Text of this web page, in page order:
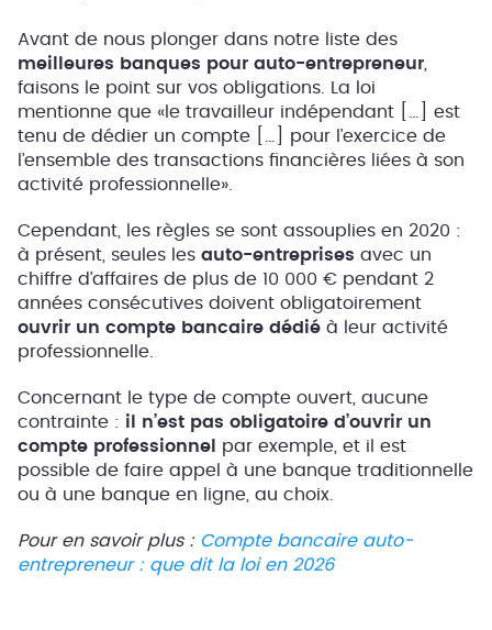
Avant de nous plonger dans notre liste des
meilleures banques pour auto-entrepreneur
faisons le point sur vos obligations. La loi
mentionne que «le travailleur indépendant […] est
tenu de dédier un compte […] pour l’exercice de
l’ensemble des transactions financières liées à son
activité professionnelle».
Cependant, les règles se sont assouplies en 2020 :
à présent, seules les auto-entreprises avec un
chiffre d’affaires de plus de 10 000 € pendant 2
années consécutives doivent obligatoirement
ouvrir un compte bancaire dédié à leur activité
professionnelle.
Concernant le type de compte ouvert, aucune
contrainte : il n’est pas obligatoire d’ouvrir un
compte professionnel
par exemple, et il est
possible de faire appel à une banque traditionnelle
ou à une banque en ligne, au choix.
Pour en savoir plus : Compte bancaire auto-
entrepreneur : que dit la loi en 2026